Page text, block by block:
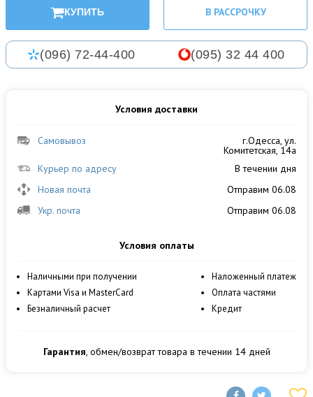
КУПИТЬ В РАССРОЧКУ
(096) 72-44-400 (095) 32 44 400
Условия доставки
Самовывоз г.Одесса, ул.
Комитетская, 14а
Курьер по адресу
В течении дня
Новая почта
Отправим 06.08
Укр. почта
Отправим 06.08
Условия оплаты
Наличными при получении
Картами Visa и MasterCard
Безналичный расчет
Наложенный платеж
Оплата частями
Кредит
Гарантия, обмен/возврат товара в течении 14 дней